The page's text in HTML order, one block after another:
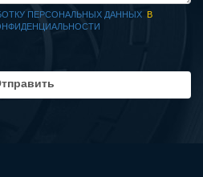
ПЕРСОНАЛЬНЫХ ДАННЫХ В